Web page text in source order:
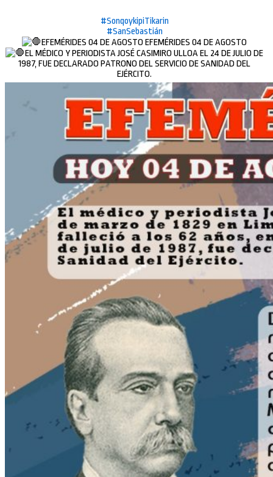
#SonqoykipiTikarin
#SanSebastián
EFEMÉRIDES 04 DE AGOSTO EFEMÉRIDES 04 DE AGOSTO
EL MÉDICO Y PERIODISTA JOSÉ CASIMIRO ULLOA EL 24 DE JULIO DE
1987, FUE DECLARADO PATRONO DEL SERVICIO DE SANIDAD DEL
EJÉRCITO.